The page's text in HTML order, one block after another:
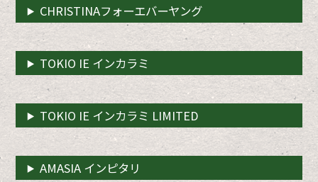
CHRISTINAフォーエバーヤング
TOKIO IE インカラミ
TOKIO IE インカラミ LIMITED
AMASIA インピタリ